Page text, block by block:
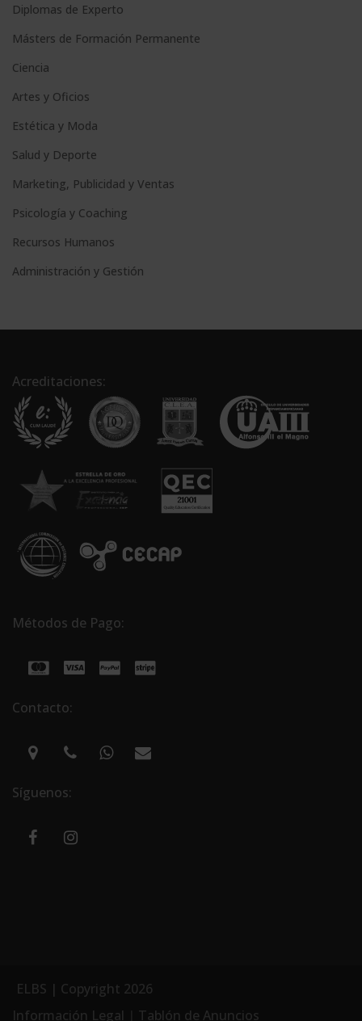
Diplomas de Experto
Másters de Formación Permanente
Ciencia
Artes y Oficios
Estética y Moda
Salud y Deporte
Marketing, Publicidad y Ventas
Psicología y Coaching
Recursos Humanos
Administración y Gestión
Acreditaciones:
Métodos de Pago:
Contacto:
Síguenos:
ELBS | Copyright 2026
Información Legal
Tablón de Anuncios